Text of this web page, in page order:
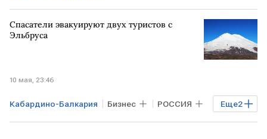
Спасатели эвакуируют двух туристов с
Эльбруса
10 мая, 23:46
Еще2
Кабардино-Балкария Бизнес РОССИЯ
Эльбрус МЧС